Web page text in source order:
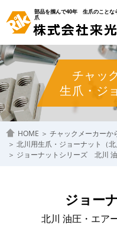
部品を掴んで40年 生爪のことな
爪
チャッ
生爪・ジ
HOME ＞ チャックメーカーか
＞ 北川用生爪・ジョーナット（北
＞ ジョーナットシリーズ 北川
ジョー
北川 油圧・エア